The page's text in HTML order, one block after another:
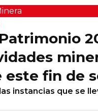
este fin de
instancias que se